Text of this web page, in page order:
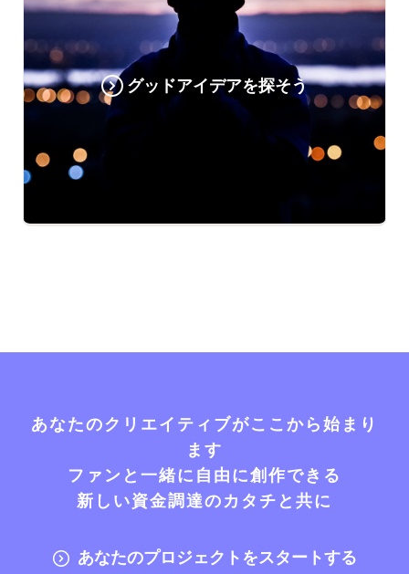
グッドアイデアを探そう
あなたのクリエイティブがここから始まり
ます
ファンと一緒に自由に創作できる
新しい資金調達のカタチと共に
あなたのプロジェクトをスタートする